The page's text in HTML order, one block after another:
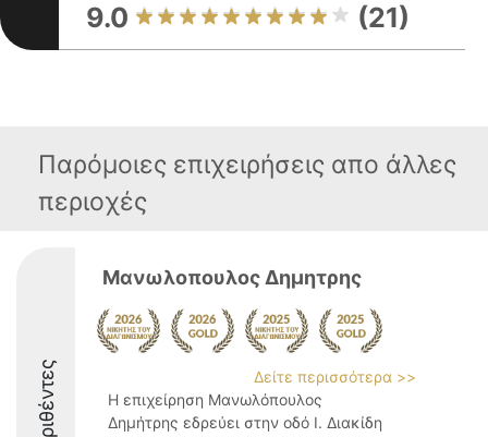
9.0 (21)
Παρόμοιες επιχειρήσεις απο άλλες
περιοχές
Μανωλοπουλος Δημητρης
Δείτε περισσότερα >>
Η επιχείρηση Μανωλόπουλος
Δημήτρης εδρεύει στην οδό Ι. Διακίδη